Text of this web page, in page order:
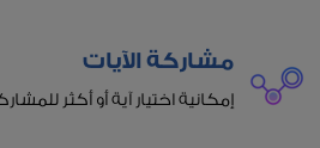
مشاركة الآيات
إمكانية اختيار آية أو أكثر